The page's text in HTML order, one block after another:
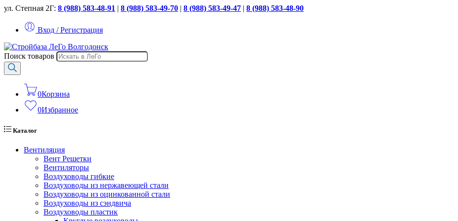
ул. Степная 2Г: 8 (988) 583-48-91 | 8 (988) 583-49-70 | 8 (988) 583-49-47 | 8 (988) 583-48-90
Вход / Регистрация
Поиск товаров
0Корзина
0Избранное
Каталог
Вентиляция
Вент Решетки
Вентиляторы
Воздуховоды гибкие
Воздуховоды из нержавеющей стали
Воздуховоды из оцинкованной стали
Воздуховоды из сэндвича
Воздуховоды пластик